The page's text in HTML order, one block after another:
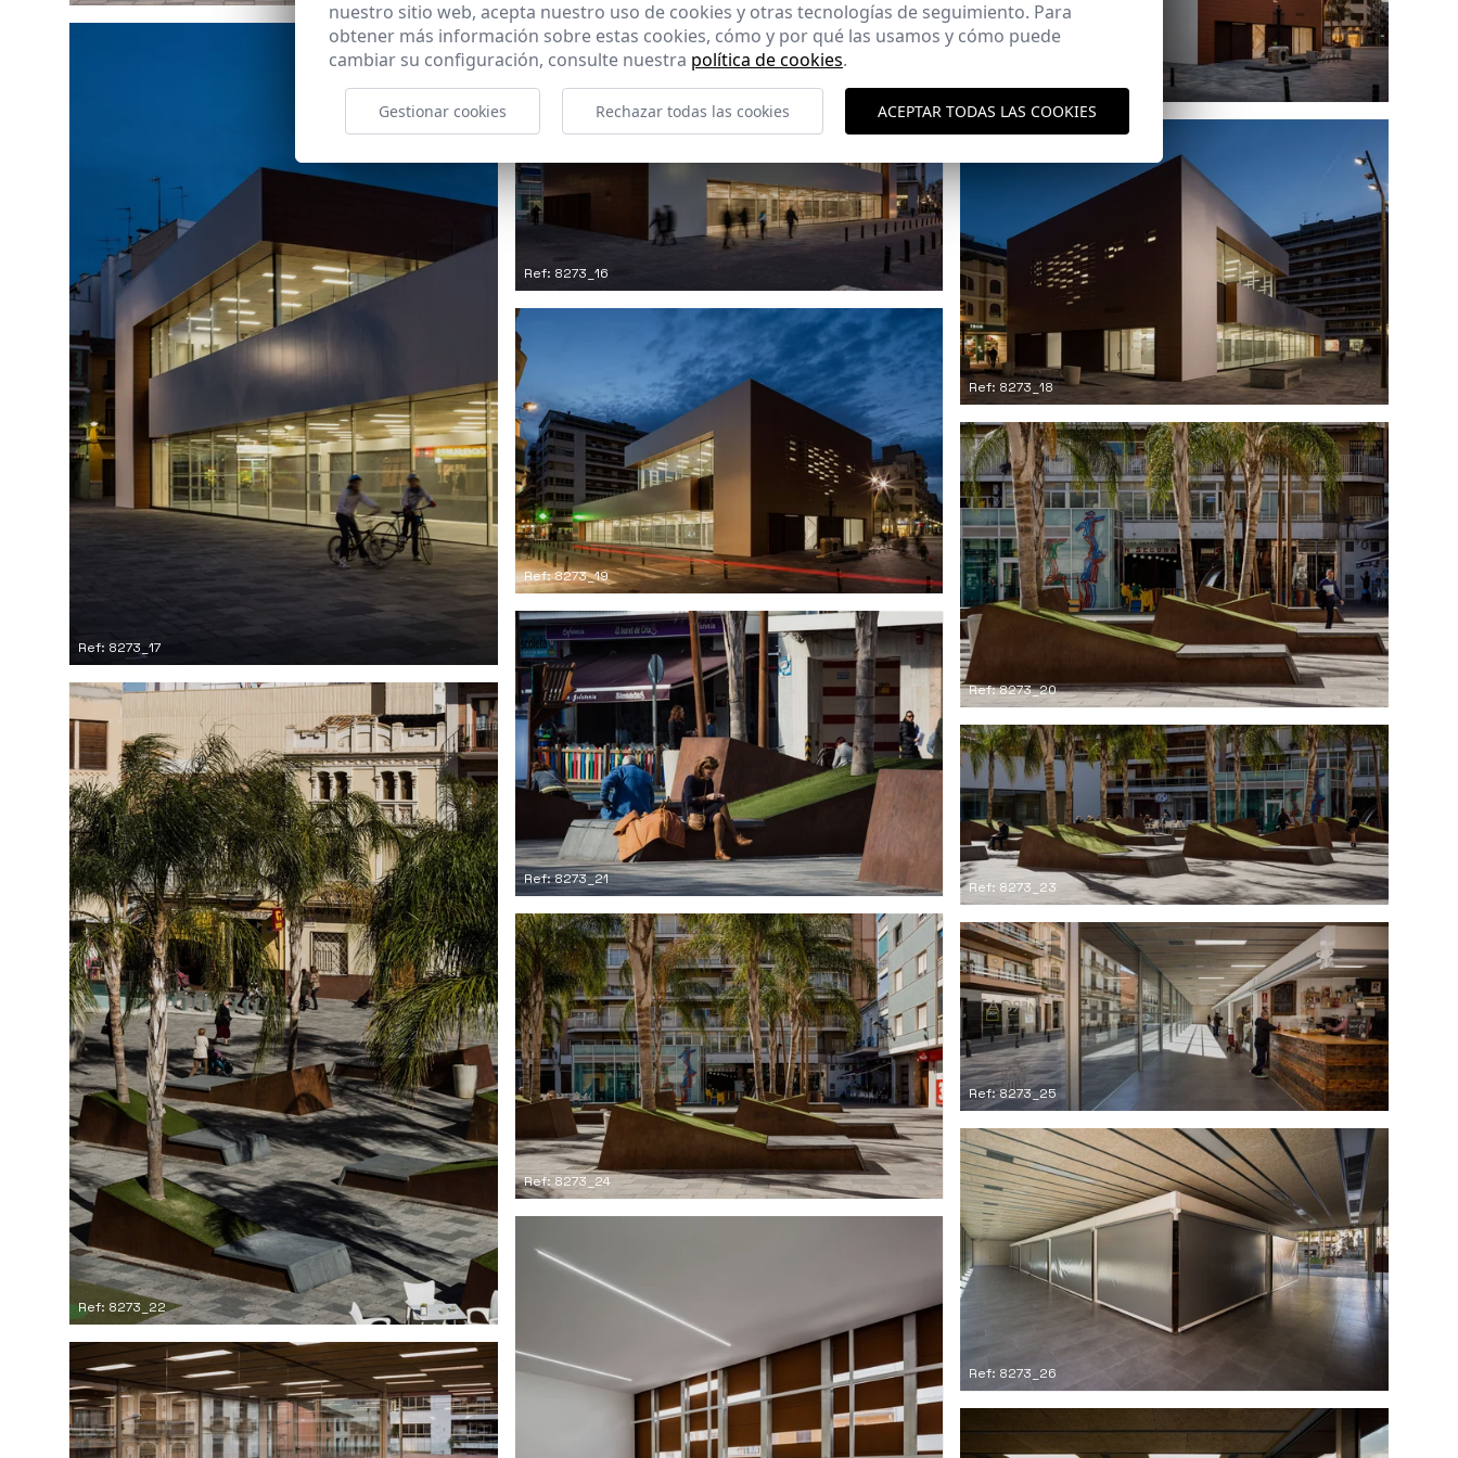
Ref: 8273_15
Ref: 8273_16
Ref: 8273_17
Ref: 8273_18
Ref: 8273_19
Ref: 8273_20
Ref: 8273_21
Ref: 8273_22
Ref: 8273_23
Ref: 8273_24
Ref: 8273_25
Ref: 8273_26
nuestro sitio web, acepta nuestro uso de cookies y otras tecnologías de seguimiento. Para
obtener más información sobre estas cookies, cómo y por qué las usamos y cómo puede
cambiar su configuración, consulte nuestra política de cookies.
Gestionar cookies Rechazar todas las cookies ACEPTAR TODAS LAS COOKIES